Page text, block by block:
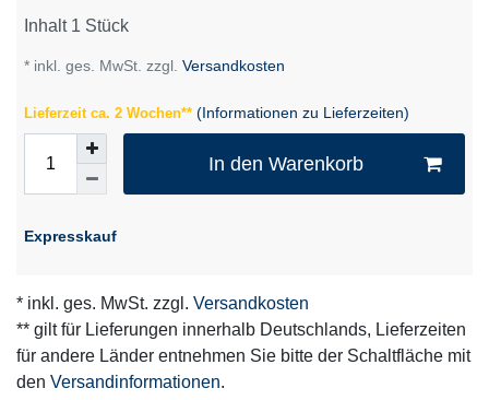
Inhalt 1 Stück
* inkl. ges. MwSt. zzgl. Versandkosten
Lieferzeit ca. 2 Wochen** (Informationen zu Lieferzeiten)
In den Warenkorb
Expresskauf
* inkl. ges. MwSt. zzgl. Versandkosten
** gilt für Lieferungen innerhalb Deutschlands, Lieferzeiten
für andere Länder entnehmen Sie bitte der Schaltfläche mit
den Versandinformationen.